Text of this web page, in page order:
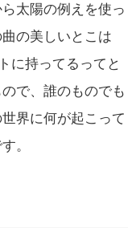
太陽の例えを使っ
の美しいとこは
に持ってるってと
で、誰のものでも
界に何が起こって
。